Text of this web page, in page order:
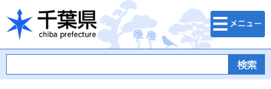
千葉県
検索・メニュ
ー